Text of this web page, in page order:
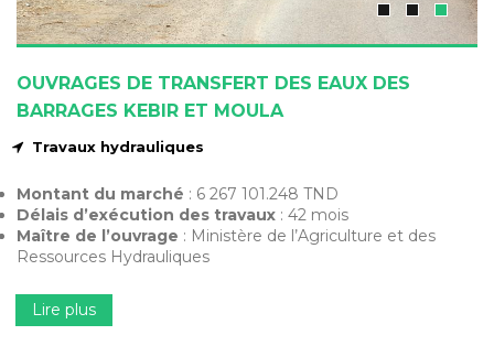
OUVRAGES DE TRANSFERT DES EAUX DES
BARRAGES KEBIR ET MOULA
Travaux hydrauliques
Montant du marché : 6 267 101.248 TND
Délais d’exécution des travaux : 42 mois
Maître de l’ouvrage : Ministère de l’Agriculture et des
Ressources Hydrauliques
Lire plus